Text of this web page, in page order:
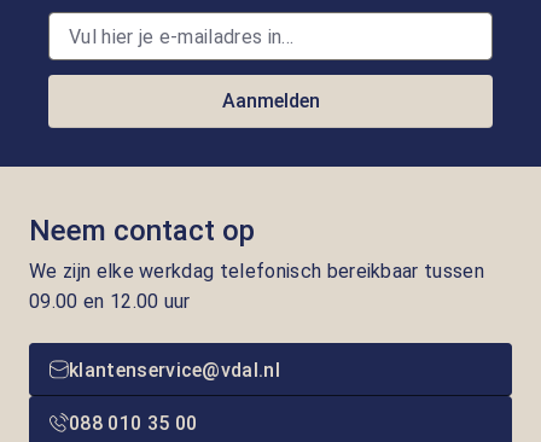
Aanmelden
Neem contact op
We zijn elke werkdag telefonisch bereikbaar tussen
09.00 en 12.00 uur
klantenservice@vdal.nl
088 010 35 00